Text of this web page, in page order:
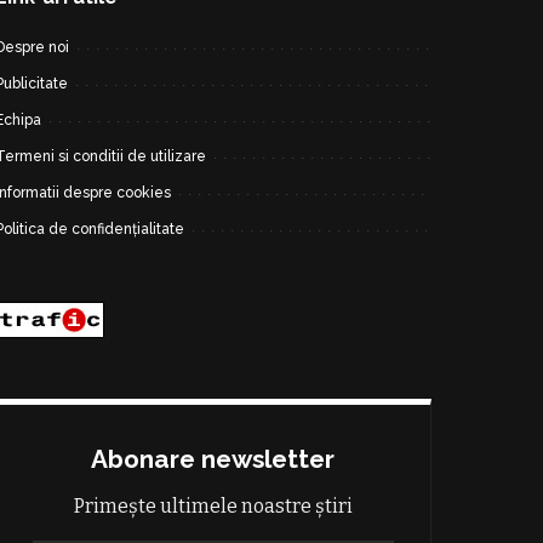
noi
si conditii de utilizare
despre cookies
de confidențialitate
Abonare newsletter
Primește ultimele noastre știri